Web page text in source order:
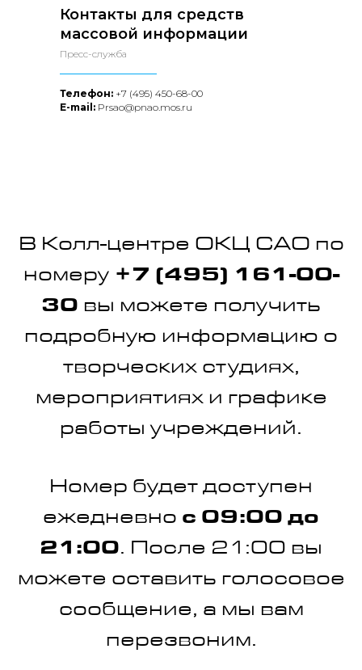
Контакты для средств
массовой информации
Пресс-служба
Телефон: +7 (495) 450-68-00
E-mail: Prsao@pnao.mos.ru
В Колл-центре ОКЦ САО по
номеру +7 (495) 161-00-
30 вы можете получить
подробную информацию о
творческих студиях,
мероприятиях и графике
работы учреждений.
Номер будет доступен
ежедневно с 09:00 до
21:00. После 21:00 вы
можете оставить голосовое
сообщение, а мы вам
перезвоним.